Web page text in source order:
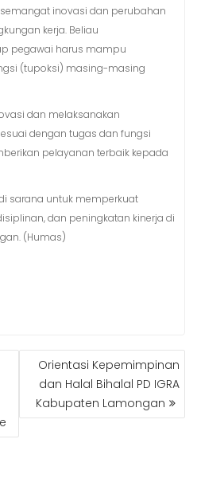
inovasi dan perubahan
kerja. Beliau
pegawai harus mampu
(tupoksi) masing-masing
dan melaksanakan
dengan tugas dan fungsi
pelayanan terbaik kepada
sarana untuk memperkuat
dan peningkatan kinerja di
(Humas)
Orientasi Kepemimpinan
dan Halal Bihalal PD IGRA
Kabupaten Lamongan